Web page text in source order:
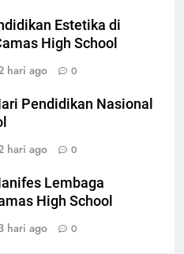
Estetika di
High School
hari ago 0
Pendidikan Nasional
hari ago 0
Lembaga
High School
hari ago 0